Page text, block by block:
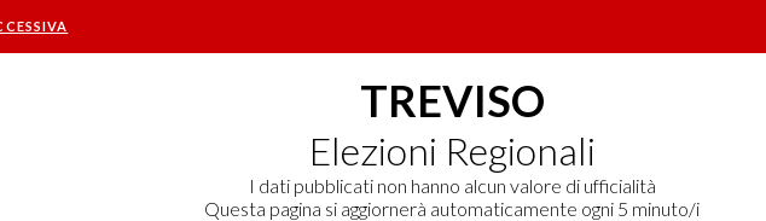
TREVISO
Elezioni Regionali
I dati pubblicati non hanno alcun valore di ufficialità
Questa pagina si aggiornerà automaticamente ogni 5 minuto/i